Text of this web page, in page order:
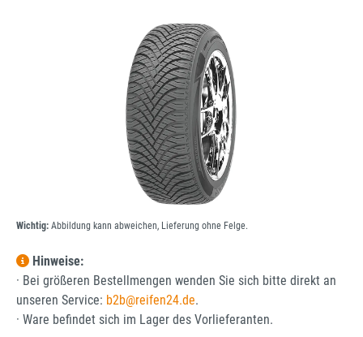
Bildergalerie überspringen
Wichtig: Abbildung kann abweichen, Lieferung ohne Felge.
Hinweise:
· Bei größeren Bestellmengen wenden Sie sich bitte direkt an
unseren Service: b2b@reifen24.de.
· Ware befindet sich im Lager des Vorlieferanten.